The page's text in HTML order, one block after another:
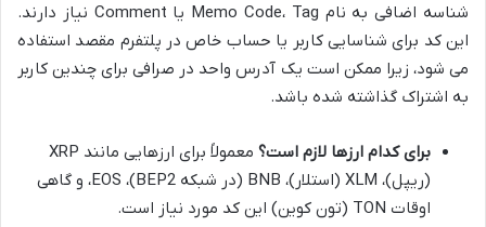
شناسه اضافی به نام Memo Code، Tag یا Comment نیاز دارند.
این کد برای شناسایی کاربر یا حساب خاص در پلتفرم مقصد استفاده
می شود، زیرا ممکن است یک آدرس واحد در صرافی برای چندین کاربر
به اشتراک گذاشته شده باشد.
برای کدام ارزها لازم است؟
معمولاً برای ارزهایی مانند XRP
(ریپل)، XLM (استلار)، BNB (در شبکه BEP2)، EOS، و گاهی
اوقات TON (تون کوین) این کد مورد نیاز است.